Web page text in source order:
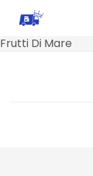
Frutti Di Mare